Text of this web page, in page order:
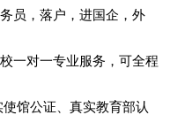
员，落户，进国企，外
一对一专业服务，可全程
馆公证、真实教育部认